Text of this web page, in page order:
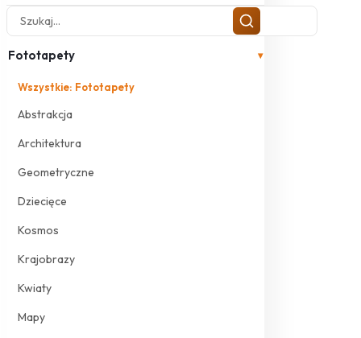
Fototapety ▾
Wszystkie: Fototapety
Abstrakcja
Architektura
Geometryczne
Dziecięce
Kosmos
Krajobrazy
Kwiaty
Mapy